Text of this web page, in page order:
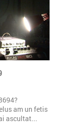
am un fetis
ascultat...